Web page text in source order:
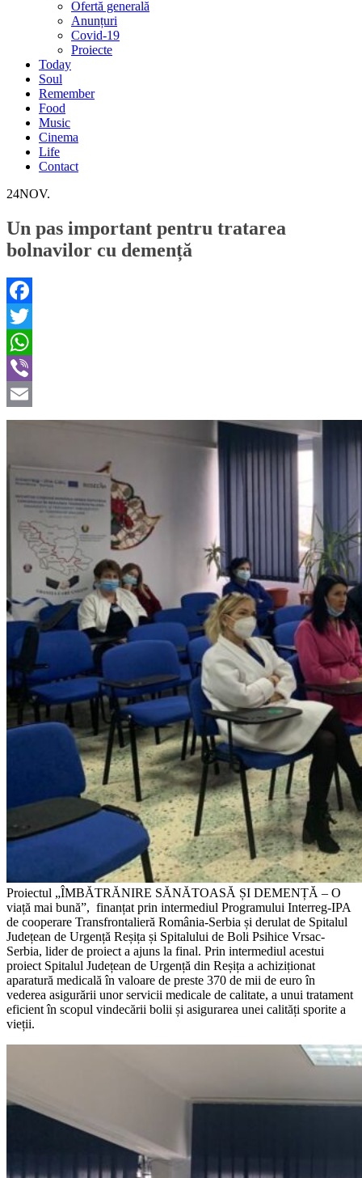
Ofertă generală
Anunțuri
Covid-19
Proiecte
Today
Soul
Remember
Food
Music
Cinema
Life
Contact
24NOV.
Un pas important pentru tratarea
bolnavilor cu demență
Facebook
Twitter
WhatsApp
Viber
Email
Proiectul „ÎMBĂTRĂNIRE SĂNĂTOASĂ ȘI DEMENȚĂ – O
viață mai bună”, finanțat prin intermediul Programului Interreg-IPA
de cooperare Transfrontalieră România-Serbia și derulat de Spitalul
Județean de Urgență Reșița și Spitalului de Boli Psihice Vrsac-
Serbia, lider de proiect a ajuns la final. Prin intermediul acestui
proiect Spitalul Județean de Urgență din Reșița a achiziționat
aparatură medicală în valoare de preste 370 de mii de euro în
vederea asigurării unor servicii medicale de calitate, a unui tratament
eficient în scopul vindecării bolii și asigurarea unei calități sporite a
vieții.